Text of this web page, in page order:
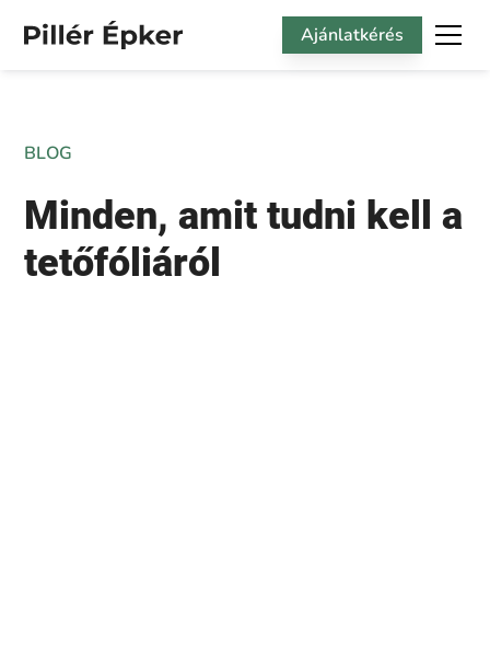
Ajánlatkérés
BLOG
Minden, amit tudni kell a
tetőfóliáról